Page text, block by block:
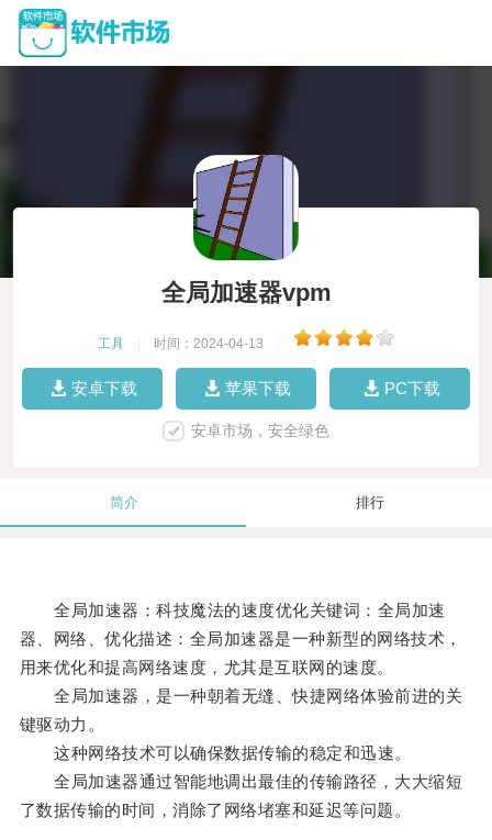
全局加速器vpm
工具 时间：2024-04-13
安卓下载 苹果下载 PC下载
安卓市场，安全绿色
简介 排行
全局加速器：科技魔法的速度优化关键词：全局加速
器、网络、优化描述：全局加速器是一种新型的网络技术，
用来优化和提高网络速度，尤其是互联网的速度。
全局加速器，是一种朝着无缝、快捷网络体验前进的关
键驱动力。
这种网络技术可以确保数据传输的稳定和迅速。
全局加速器通过智能地调出最佳的传输路径，大大缩短
了数据传输的时间，消除了网络堵塞和延迟等问题。